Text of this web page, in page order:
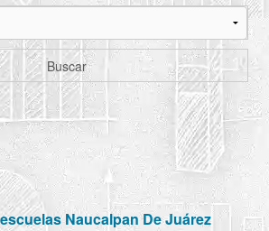
Buscar
Naucalpan De Juárez